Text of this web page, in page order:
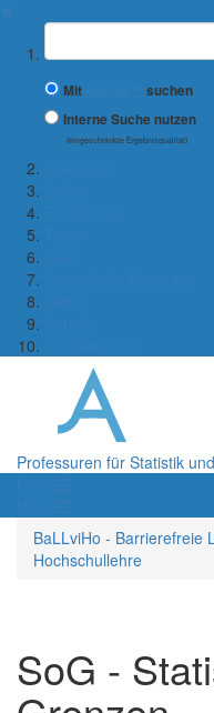
Suchbegriff
Mit
suchen
Interne Suche nutzen
(eingeschränkte Ergebnisqualität)
Professuren für Statistik
BaLLviHo - Barrierefreie
Hochschullehre
SoG -